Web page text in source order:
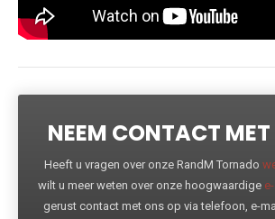
NEEM CONTACT
Heeft u vragen over onze RandM Tornado
wilt u meer weten over onze hoogwaardige
gerust contact met ons op via telefoon, e-